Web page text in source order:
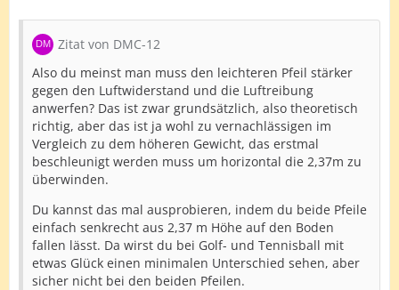
Zitat von DMC-12
Also du meinst man muss den leichteren Pfeil stärker
gegen den Luftwiderstand und die Luftreibung
anwerfen? Das ist zwar grundsätzlich, also theoretisch
richtig, aber das ist ja wohl zu vernachlässigen im
Vergleich zu dem höheren Gewicht, das erstmal
beschleunigt werden muss um horizontal die 2,37m zu
überwinden.
Du kannst das mal ausprobieren, indem du beide Pfeile
einfach senkrecht aus 2,37 m Höhe auf den Boden
fallen lässt. Da wirst du bei Golf- und Tennisball mit
etwas Glück einen minimalen Unterschied sehen, aber
sicher nicht bei den beiden Pfeilen.